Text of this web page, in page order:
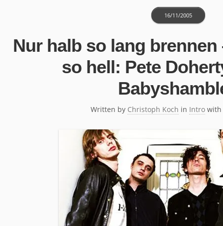
Nur halb so lang
so hell: Pete
Written by Christoph Koch
16/11/2005
in Intro with